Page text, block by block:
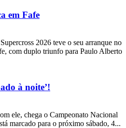
em Fafe
2026 teve o seu arranque no
com duplo triunfo para Paulo Alberto
à noite’!
ele, chega o Campeonato Nacional
marcado para o próximo sábado, 4...